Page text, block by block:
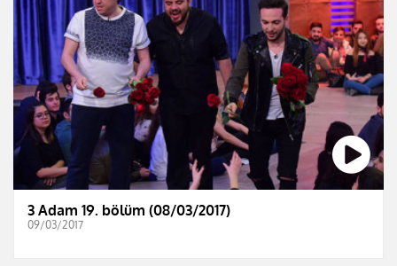
3 Adam 19. bölüm (08/03/2017)
09/03/2017